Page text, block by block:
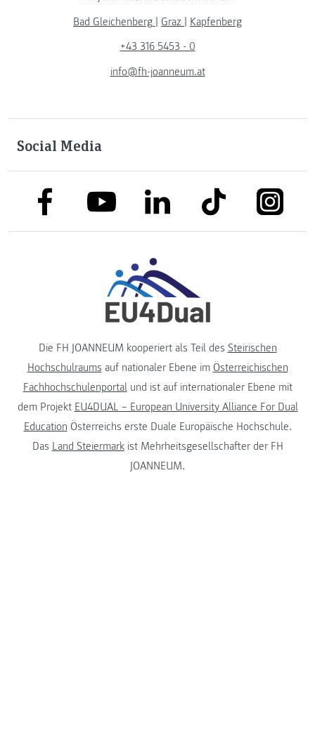
Bad Gleichenberg | Graz | Kapfenberg
+43 316 5453 - 0
info@fh-joanneum.at
Social Media
link to facebooklink to youtubelink to linkedinlink to tiktok link to
Die FH JOANNEUM kooperiert als Teil des Steirischen
Hochschulraums auf nationaler Ebene im Österreichischen
Fachhochschulenportalund ist auf internationaler Ebene mit
dem Projekt EU4DUAL – European University Alliance For Dual
Education Österreichs erste Duale Europäische Hochschule.
Das Land Steiermarkist Mehrheitsgesellschafter der FH
JOANNEUM.